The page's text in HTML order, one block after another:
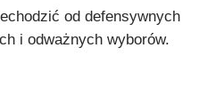
od defensywnych
i odważnych wyborów.